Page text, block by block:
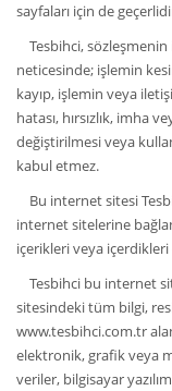
sayfaları için de
Tesbihci, sözleşmenin
neticesinde; işlemin
kayıp, işlemin veya
hatası, hırsızlık, imha
değiştirilmesi veya
kabul etmez.
Bu internet sitesi
internet sitelerine
içerikleri veya
Tesbihci bu internet
sitesindeki tüm bilgi,
www.tesbihci.com.tr
elektronik, grafik veya
veriler, bilgisayar